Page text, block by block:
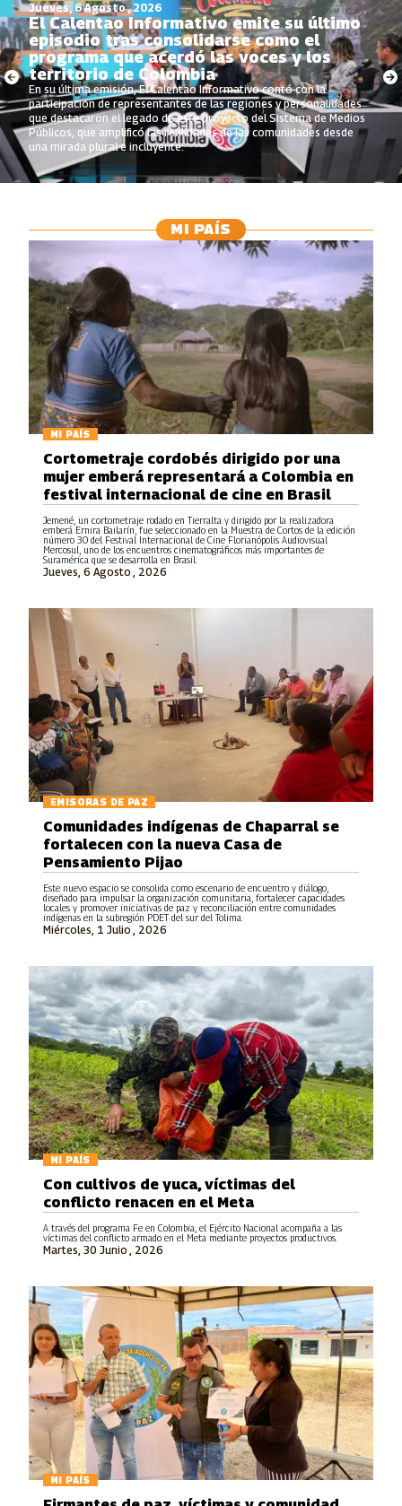
Jueves, 6 Agosto , 2026
El Calentao Informativo emite su último
episodio tras consolidarse como el
programa que acerdó las voces y los
territorio de Colombia
En su última emisión, El Calentao Informativo contó con la
participación de representantes de las regiones y personalidades
que destacaron el legado de este proyecto del Sistema de Medios
Públicos, que amplificó las realidades de las comunidades desde
una mirada plural e incluyente.
MI PAÍS
MI PAÍS
Jemené, un cortometraje rodado en Tierralta y dirigido por la realizadora
emberá Ernira Bailarín, fue seleccionado en la Muestra de Cortos de la edición
número 30 del Festival Internacional de Cine Florianópolis Audiovisual
Mercosul, uno de los encuentros cinematográficos más importantes de
Suramérica que se desarrolla en Brasil.
Jueves, 6 Agosto , 2026
Cortometraje cordobés dirigido por una
mujer emberá representará a Colombia en
festival internacional de cine en Brasil
EMISORAS DE PAZ
Miércoles, 1 Julio , 2026
Comunidades indígenas de Chaparral se
fortalecen con la nueva Casa de
Pensamiento Pijao
Este nuevo espacio se consolida como escenario de encuentro y diálogo,
diseñado para impulsar la organización comunitaria, fortalecer capacidades
locales y promover iniciativas de paz y reconciliación entre comunidades
indígenas en la subregión PDET del sur del Tolima.
MI PAÍS
Martes, 30 Junio , 2026
Con cultivos de yuca, víctimas del
conflicto renacen en el Meta
A través del programa Fe en Colombia, el Ejército Nacional acompaña a las
víctimas del conflicto armado en el Meta mediante proyectos productivos.
MI PAÍS